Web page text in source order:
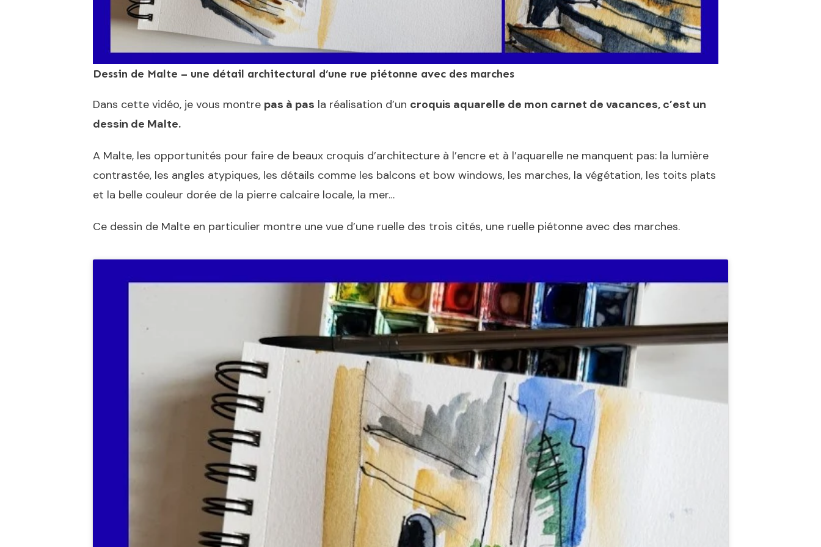
Dessin de Malte – une détail architectural d’une rue piétonne avec des marches
Dans cette vidéo, je vous montre pas à pas la réalisation d’un croquis aquarelle de mon carnet de vacances, c’est un
dessin de Malte.
A Malte, les opportunités pour faire de beaux croquis d’architecture à l’encre et à l’aquarelle ne manquent pas: la lumière
contrastée, les angles atypiques, les détails comme les balcons et bow windows, les marches, la végétation, les toits plats
et la belle couleur dorée de la pierre calcaire locale, la mer…
Ce dessin de Malte en particulier montre une vue d’une ruelle des trois cités, une ruelle piétonne avec des marches.